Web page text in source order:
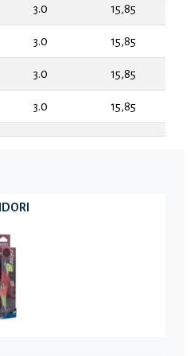
3.0 15,85
3.0 15,85
3.0 15,85
3.0 15,85